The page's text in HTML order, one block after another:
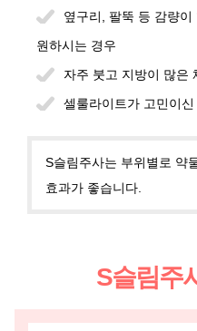
옆구리, 팔뚝 등 감량
원하시는 경우
자주 붓고 지방이 많은
셀룰라이트가 고민이신
S슬림주사는 부위별로 약
효과가 좋습니다.
S슬림주